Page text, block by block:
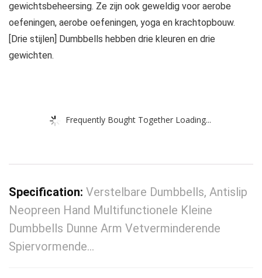
gewichtsbeheersing. Ze zijn ook geweldig voor aerobe
oefeningen, aerobe oefeningen, yoga en krachtopbouw.
[Drie stijlen] Dumbbells hebben drie kleuren en drie
gewichten.
Frequently Bought Together Loading...
Specification: Verstelbare Dumbbells, Antislip
Neopreen Hand Multifunctionele Kleine
Dumbbells Dunne Arm Vetverminderende
Spiervormende…